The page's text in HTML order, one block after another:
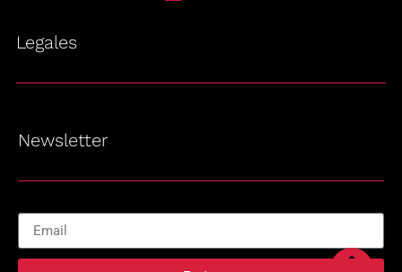
Legales
Newsletter